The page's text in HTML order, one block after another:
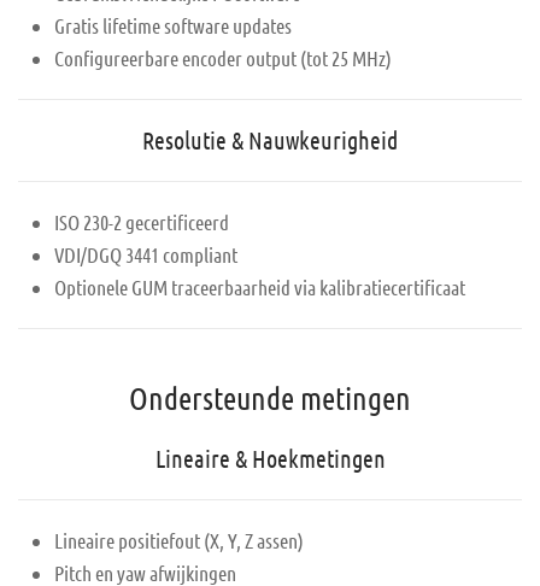
Gratis lifetime software updates
Configureerbare encoder output (tot 25 MHz)
Resolutie & Nauwkeurigheid
ISO 230-2 gecertificeerd
VDI/DGQ 3441 compliant
Optionele GUM traceerbaarheid via kalibratiecertificaat
Ondersteunde metingen
Lineaire & Hoekmetingen
Lineaire positiefout (X, Y, Z assen)
Pitch en yaw afwijkingen